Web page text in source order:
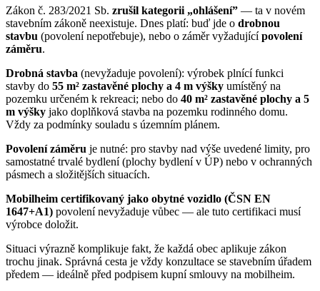
Zákon č. 283/2021 Sb. zrušil kategorii „ohlášení” — ta v novém
stavebním zákoně neexistuje. Dnes platí: buď jde o drobnou
stavbu (povolení nepotřebuje), nebo o záměr vyžadujícípovolení
záměru.
Drobná stavba (nevyžaduje povolení): výrobek plnící funkci
stavby do 55 m² zastavěné plochy a 4 m výšky umístěný na
pozemku určeném k rekreaci; nebo do 40 m² zastavěné plochy a 5
m výšky jako doplňková stavba na pozemku rodinného domu.
Vždy za podmínky souladu s územním plánem.
Povolení záměru je nutné: pro stavby nad výše uvedené limity, pro
samostatné trvalé bydlení (plochy bydlení v ÚP) nebo v ochranných
pásmech a složitějších situacích.
Mobilheim certifikovaný jako obytné vozidlo (ČSN EN
1647+A1) povolení nevyžaduje vůbec — ale tuto certifikaci musí
výrobce doložit.
Situaci výrazně komplikuje fakt, že každá obec aplikuje zákon
trochu jinak. Správná cesta je vždy konzultace se stavebním úřadem
předem — ideálně před podpisem kupní smlouvy na mobilheim.